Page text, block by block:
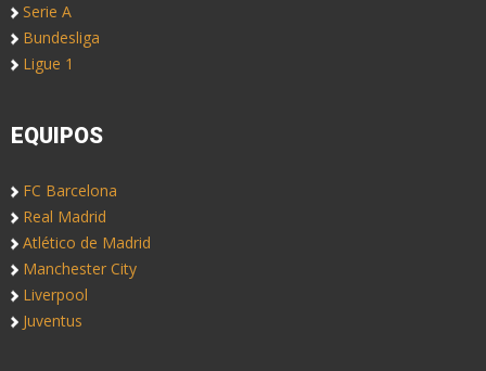
Serie A
Bundesliga
Ligue 1
EQUIPOS
FC Barcelona
Real Madrid
Atlético de Madrid
Manchester City
Liverpool
Juventus